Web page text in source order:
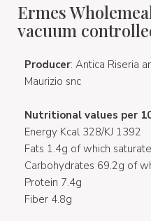
Ermes
vacuum
Producer: Antica Riseria
Maurizio snc
Nutritional values per
Energy Kcal 328/KJ 1392
Fats 1.4g of which
Carbohydrates 69.2g of
Protein 7.4g
Fiber 4.8g